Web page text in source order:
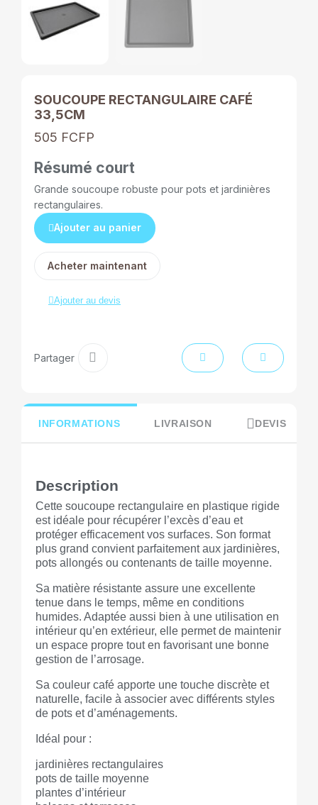
SOUCOUPE RECTANGULAIRE CAFÉ
33,5CM
505 FCFP
Résumé court
Grande soucoupe robuste pour pots et jardinières
rectangulaires.
Ajouter au panier
Acheter maintenant
Ajouter au devis
Partager
INFORMATIONS LIVRAISON DEVIS
Description
Cette soucoupe rectangulaire en plastique rigide
est idéale pour récupérer l’excès d’eau et
protéger efficacement vos surfaces. Son format
plus grand convient parfaitement aux jardinières,
pots allongés ou contenants de taille moyenne.
Sa matière résistante assure une excellente
tenue dans le temps, même en conditions
humides. Adaptée aussi bien à une utilisation en
intérieur qu’en extérieur, elle permet de maintenir
un espace propre tout en favorisant une bonne
gestion de l’arrosage.
Sa couleur café apporte une touche discrète et
naturelle, facile à associer avec différents styles
de pots et d’aménagements.
Idéal pour :
jardinières rectangulaires
pots de taille moyenne
plantes d’intérieur